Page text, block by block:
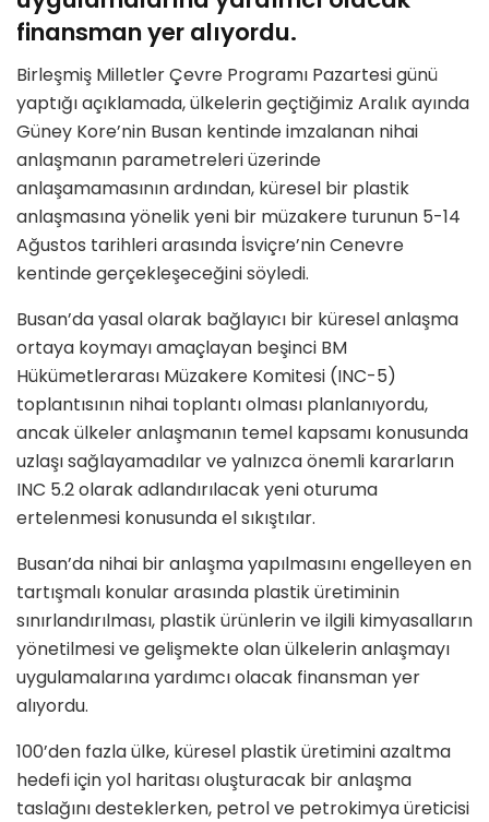
finansman yer alıyordu.
Birleşmiş Milletler Çevre Programı Pazartesi günü
yaptığı açıklamada, ülkelerin geçtiğimiz Aralık ayında
Güney Kore’nin Busan kentinde imzalanan nihai
anlaşmanın parametreleri üzerinde
anlaşamamasının ardından, küresel bir plastik
anlaşmasına yönelik yeni bir müzakere turunun 5-14
Ağustos tarihleri ​​arasında İsviçre’nin Cenevre
kentinde gerçekleşeceğini söyledi.
Busan’da yasal olarak bağlayıcı bir küresel anlaşma
ortaya koymayı amaçlayan beşinci BM
Hükümetlerarası Müzakere Komitesi (INC-5)
toplantısının nihai toplantı olması planlanıyordu,
ancak ülkeler anlaşmanın temel kapsamı konusunda
uzlaşı sağlayamadılar ve yalnızca önemli kararların
INC 5.2 olarak adlandırılacak yeni oturuma
ertelenmesi konusunda el sıkıştılar.
Busan’da nihai bir anlaşma yapılmasını engelleyen en
tartışmalı konular arasında plastik üretiminin
sınırlandırılması, plastik ürünlerin ve ilgili kimyasalların
yönetilmesi ve gelişmekte olan ülkelerin anlaşmayı
uygulamalarına yardımcı olacak finansman yer
alıyordu.
100’den fazla ülke, küresel plastik üretimini azaltma
hedefi için yol haritası oluşturacak bir anlaşma
taslağını desteklerken, petrol ve petrokimya üreticisi